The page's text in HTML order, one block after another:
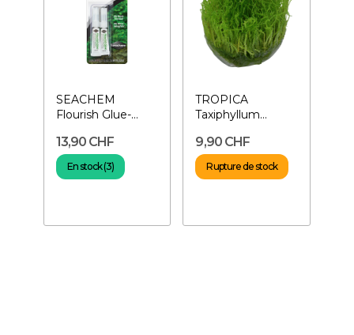
SEACHEM
Flourish Glue-
pour plantes
13,90 CHF
En stock (3)
TROPICA
Taxiphyllum
de Java
9,90 CHF
Rupture de stock